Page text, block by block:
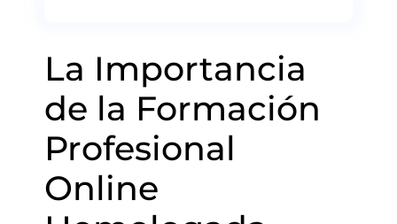
La Importancia
de la Formación
Profesional
Online